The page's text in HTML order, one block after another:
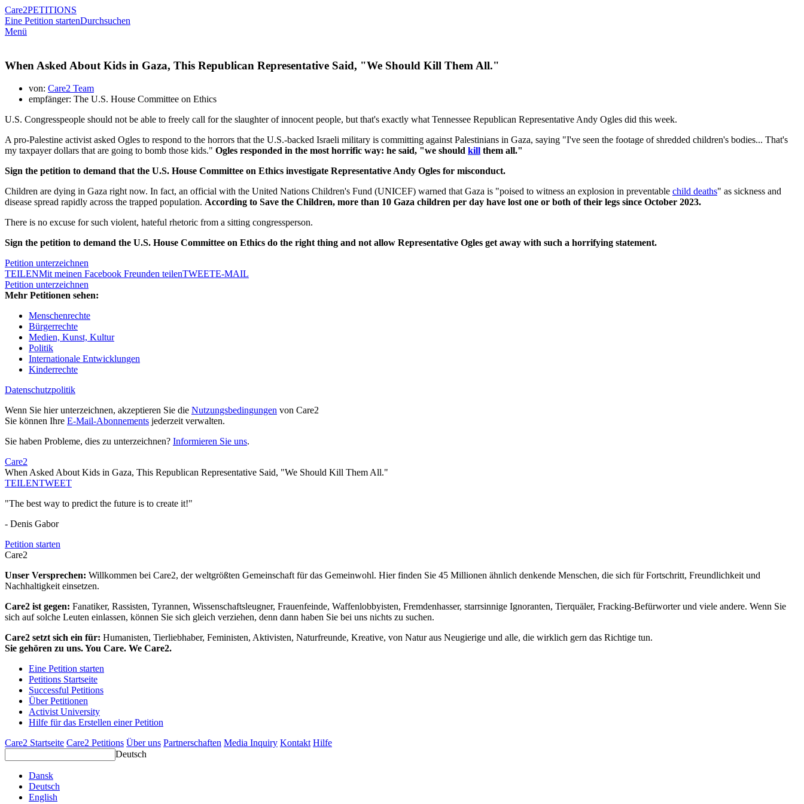
Care2PETITIONS
Eine Petition startenDurchsuchen
Menü
When Asked About Kids in Gaza, This Republican Representative Said, "We Should Kill Them All."
von: Care2 Team
empfänger: The U.S. House Committee on Ethics
U.S. Congresspeople should not be able to freely call for the slaughter of innocent people, but that's exactly what Tennessee Republican Representative Andy Ogles did this week.
A pro-Palestine activist asked Ogles to respond to the horrors that the U.S.-backed Israeli military is committing against Palestinians in Gaza, saying "I've seen the footage of shredded children's bodies... That's
my taxpayer dollars that are going to bomb those kids." Ogles responded in the most horrific way: he said, "we should kill them all."
Sign the petition to demand that the U.S. House Committee on Ethics investigate Representative Andy Ogles for misconduct.
Children are dying in Gaza right now. In fact, an official with the United Nations Children's Fund (UNICEF) warned that Gaza is "poised to witness an explosion in preventable child deaths" as sickness and
disease spread rapidly across the trapped population. According to Save the Children, more than 10 Gaza children per day have lost one or both of their legs since October 2023.
There is no excuse for such violent, hateful rhetoric from a sitting congressperson.
Sign the petition to demand the U.S. House Committee on Ethics do the right thing and not allow Representative Ogles get away with such a horrifying statement.
Petition unterzeichnen
TEILENMit meinen Facebook Freunden teilenTWEETE-MAIL
Petition unterzeichnen
Mehr Petitionen sehen:
Menschenrechte
Bürgerrechte
Medien, Kunst, Kultur
Politik
Internationale Entwicklungen
Kinderrechte
Datenschutzpolitik
Wenn Sie hier unterzeichnen, akzeptieren Sie die Nutzungsbedingungen von Care2
Sie können Ihre E-Mail-Abonnements jederzeit verwalten.
Sie haben Probleme, dies zu unterzeichnen? Informieren Sie uns.
Care2
When Asked About Kids in Gaza, This Republican Representative Said, "We Should Kill Them All."
TEILENTWEET
"The best way to predict the future is to create it!"
- Denis Gabor
Petition starten
Care2
Unser Versprechen: Willkommen bei Care2, der weltgrößten Gemeinschaft für das Gemeinwohl. Hier finden Sie 45 Millionen ähnlich denkende Menschen, die sich für Fortschritt, Freundlichkeit und
Nachhaltigkeit einsetzen.
Care2 ist gegen: Fanatiker, Rassisten, Tyrannen, Wissenschaftsleugner, Frauenfeinde, Waffenlobbyisten, Fremdenhasser, starrsinnige Ignoranten, Tierquäler, Fracking-Befürworter und viele andere. Wenn Sie
sich auf solche Leuten einlassen, können Sie sich gleich verziehen, denn dann haben Sie bei uns nichts zu suchen.
Care2 setzt sich ein für: Humanisten, Tierliebhaber, Feministen, Aktivisten, Naturfreunde, Kreative, von Natur aus Neugierige und alle, die wirklich gern das Richtige tun.
Sie gehören zu uns. You Care. We Care2.
Eine Petition starten
Petitions Startseite
Successful Petitions
Über Petitionen
Activist University
Hilfe für das Erstellen einer Petition
Care2 Startseite Care2 Petitions Über uns Partnerschaften Media Inquiry Kontakt Hilfe
Deutsch
Dansk
Deutsch
English